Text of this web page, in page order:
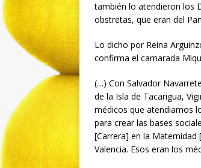
también lo atendieron los
obstretas, que eran del
Lo dicho por Reina
confirma el camarada
(…) Con Salvador
de la Isla de Tacarigua,
médicos que atendiamos
para crear las bases
[Carrera] en la Maternidad
Valencia. Esos eran los